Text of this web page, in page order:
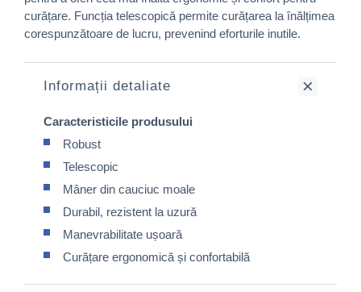
curățare. Funcția telescopică permite curățarea la înălțimea
corespunzătoare de lucru, prevenind eforturile inutile.
Informații detaliate
Caracteristicile produsului
Robust
Telescopic
Mâner din cauciuc moale
Durabil, rezistent la uzură
Manevrabilitate ușoară
Curățare ergonomică și confortabilă